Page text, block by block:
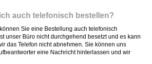
auch telefonisch bestellen?
Sie eine Bestellung auch telefonisch
unser Büro nicht durchgehend besetzt und es kann
das Telefon nicht abnehmen. Sie können uns
eine Nachricht hinterlassen und wir